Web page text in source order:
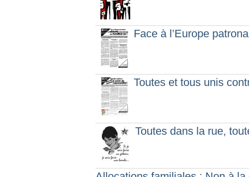
Face à l’Europe
Toutes et tous unis
Toutes dans la rue,